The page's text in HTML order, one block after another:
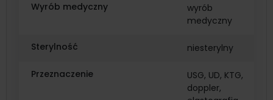
Wyrób medyczny
wyrób
medyczny
Sterylność niesterylny
Przeznaczenie
USG, UD, KTG,
doppler,